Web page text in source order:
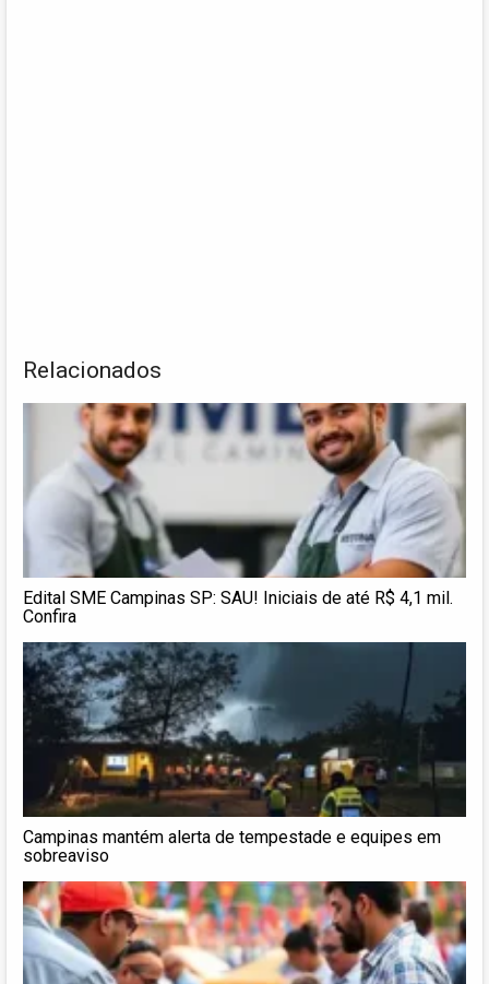
Relacionados
Edital SME Campinas SP: SAU! Iniciais de até R$ 4,1 mil.
Confira
Campinas mantém alerta de tempestade e equipes em
sobreaviso